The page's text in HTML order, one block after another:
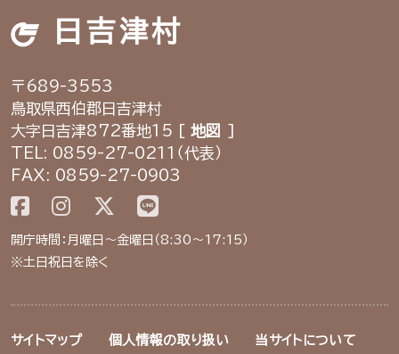
日吉津村
〒689-3553
鳥取県西伯郡日吉津村
大字日吉津872番地15 [ 地図
]
TEL: 0859-27-0211（代表）
FAX: 0859-27-0903
開庁時間：月曜日～金曜日（8:30～17:15）
※土日祝日を除く
サイトマップ 個人情報の取り扱い 当サイトについて